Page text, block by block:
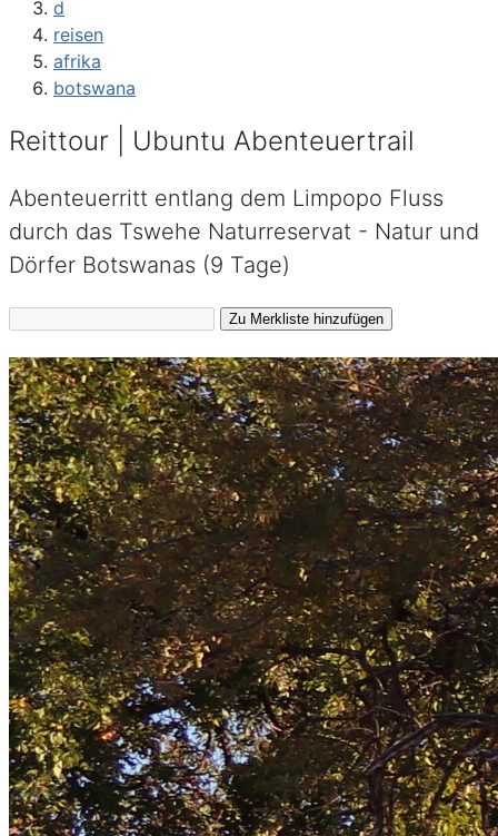
d
reisen
afrika
botswana
Reittour | Ubuntu Abenteuertrail
Abenteuerritt entlang dem Limpopo Fluss
durch das Tswehe Naturreservat - Natur und
Dörfer Botswanas (9 Tage)